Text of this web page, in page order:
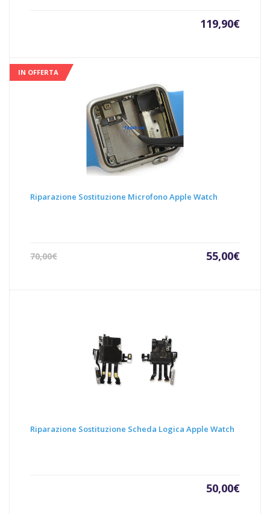
119,90€
IN OFFERTA
Riparazione Sostituzione Microfono Apple Watch
70,00€
Il
55,00€
Il
Riparazione Sostituzione Scheda Logica Apple Watch
50,00€